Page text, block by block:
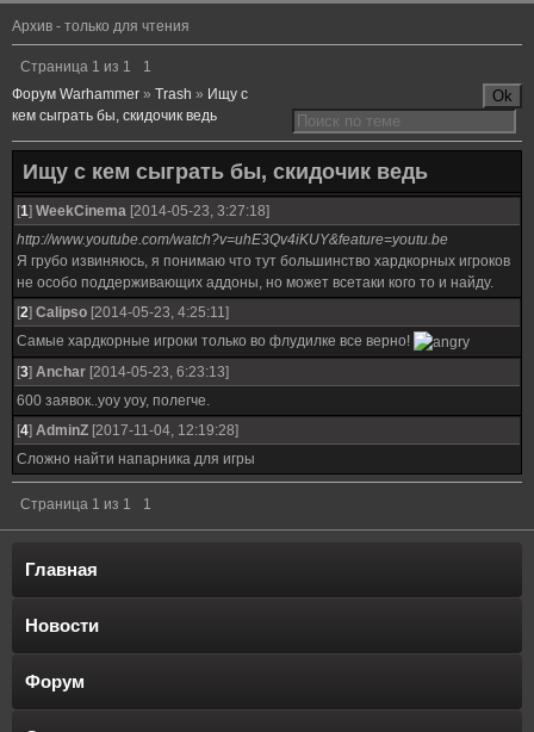
Архив - только для чтения
Страница 1 из 1
1
Форум Warhammer » Trash » Ищу с
кем сыграть бы, скидочик ведь
Ищу с кем сыграть бы, скидочик ведь
[1] WeekCinema [2014-05-23, 3:27:18]
http://www.youtube.com/watch?v=uhE3Qv4iKUY&feature=youtu.be
Я грубо извиняюсь, я понимаю что тут большинство хардкорных игроков
не особо поддерживающих аддоны, но может всетаки кого то и найду.
[2] Calipso [2014-05-23, 4:25:11]
Самые хардкорные игроки только во флудилке все верно!
[3] Anchar [2014-05-23, 6:23:13]
600 заявок..уоу уоу, полегче.
[4] AdminZ [2017-11-04, 12:19:28]
Сложно найти напарника для игры
Страница 1 из 1 1
Главная
Новости
Форум